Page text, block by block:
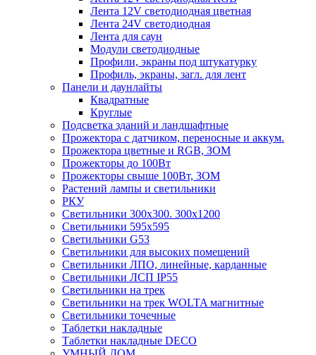
Лента 12V светодиодная цветная
Лента 24V светодиодная
Лента для саун
Модули светодиодные
Профили, экраны под штукатурку
Профиль, экраны, загл. для лент
Панели и даунлайты
Квадратные
Круглые
Подсветка зданий и ландшафтные
Прожектора с датчиком, переносные и аккум.
Прожектора цветные и RGB, ЗОМ
Прожекторы до 100Вт
Прожекторы свыше 100Вт, ЗОМ
Растений лампы и светильники
РКУ
Светильники 300х300. 300х1200
Светильники 595х595
Светильники G53
Светильники для высоких помещений
Светильники ЛПО, линейные, карданные
Светильники ЛСП IP55
Светильники на трек
Светильники на трек WOLTA магнитные
Светильники точечные
Таблетки накладные
Таблетки накладные DECO